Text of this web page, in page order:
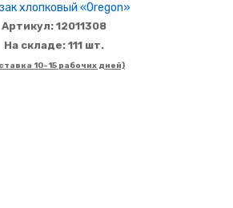
хлопковый «Oregon»
Артикул: 12011308
На складе: 111 шт.
10-15 рабочих дней)